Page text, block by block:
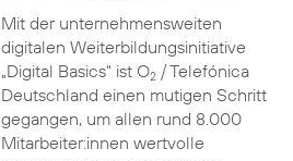
Mit der unternehmensweiten
digitalen Weiterbildungsinitiative
„Digital Basics“ ist O2/ Telefónica
Deutschland einen mutigen Schritt
gegangen, um allen rund 8.000
Mitarbeiter:innen wertvolle